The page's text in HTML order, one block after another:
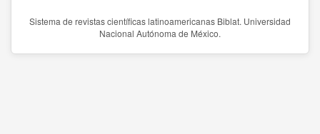
Sistema de revistas científicas latinoamericanas Biblat. Universidad
Nacional Autónoma de México.